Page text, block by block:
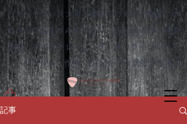
リモートレッスン可！熊本市のギター教室 ゆ
めタウンはませんすぐ近く｜Dagocomfy 音楽
教室 ボイストレーニング オンラインレッス
ン、ウクレレ、作曲、DTMをプロ講師から学ぶ
記事